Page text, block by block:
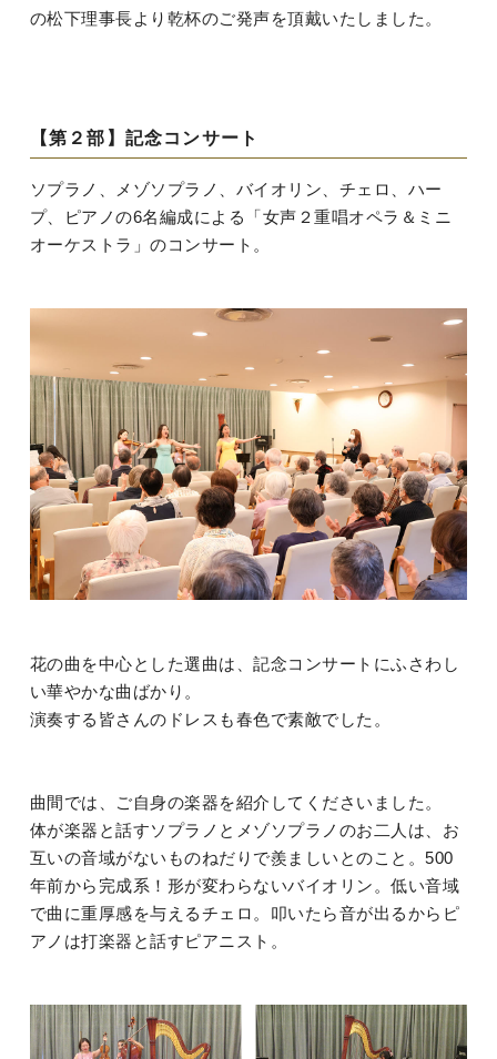
の松下理事長より乾杯のご発声を頂戴いたしました。
【第２部】記念コンサート
ソプラノ、メゾソプラノ、バイオリン、チェロ、ハー
プ、ピアノの6名編成による「女声２重唱オペラ＆ミニ
オーケストラ」のコンサート。
花の曲を中心とした選曲は、記念コンサートにふさわし
い華やかな曲ばかり。
演奏する皆さんのドレスも春色で素敵でした。
曲間では、ご自身の楽器を紹介してくださいました。
体が楽器と話すソプラノとメゾソプラノのお二人は、お
互いの音域がないものねだりで羨ましいとのこと。500
年前から完成系！形が変わらないバイオリン。低い音域
で曲に重厚感を与えるチェロ。叩いたら音が出るからピ
アノは打楽器と話すピアニスト。